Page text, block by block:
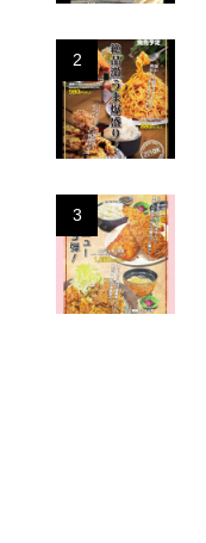
2
3